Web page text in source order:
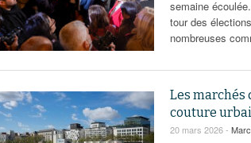
semaine
tour des
nombreuses
Les marchés
couture
20 mars 2026 -